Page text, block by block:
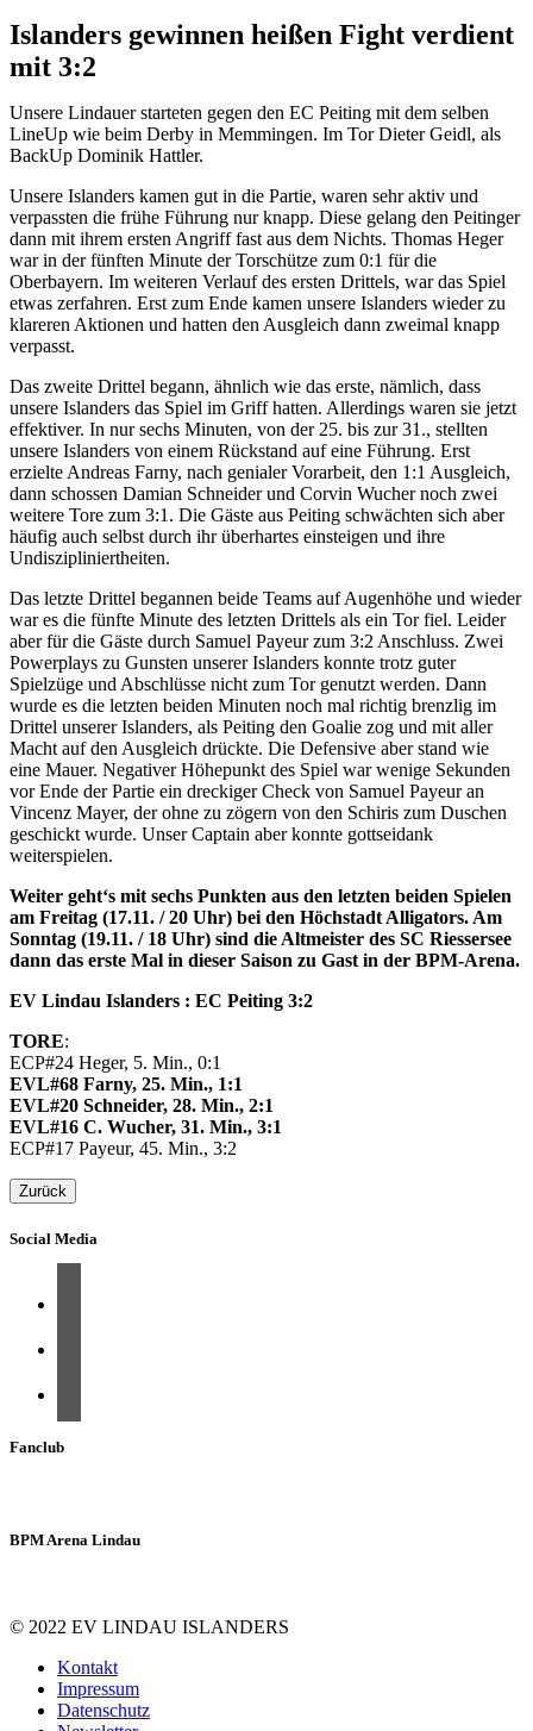
Islanders gewinnen heißen Fight verdient
mit 3:2
Unsere Lindauer starteten gegen den EC Peiting mit dem selben
LineUp wie beim Derby in Memmingen. Im Tor Dieter Geidl, als
BackUp Dominik Hattler.
Unsere Islanders kamen gut in die Partie, waren sehr aktiv und
verpassten die frühe Führung nur knapp. Diese gelang den Peitinger
dann mit ihrem ersten Angriff fast aus dem Nichts. Thomas Heger
war in der fünften Minute der Torschütze zum 0:1 für die
Oberbayern. Im weiteren Verlauf des ersten Drittels, war das Spiel
etwas zerfahren. Erst zum Ende kamen unsere Islanders wieder zu
klareren Aktionen und hatten den Ausgleich dann zweimal knapp
verpasst.
Das zweite Drittel begann, ähnlich wie das erste, nämlich, dass
unsere Islanders das Spiel im Griff hatten. Allerdings waren sie jetzt
effektiver. In nur sechs Minuten, von der 25. bis zur 31., stellten
unsere Islanders von einem Rückstand auf eine Führung. Erst
erzielte Andreas Farny, nach genialer Vorarbeit, den 1:1 Ausgleich,
dann schossen Damian Schneider und Corvin Wucher noch zwei
weitere Tore zum 3:1. Die Gäste aus Peiting schwächten sich aber
häufig auch selbst durch ihr überhartes einsteigen und ihre
Undiszipliniertheiten.
Das letzte Drittel begannen beide Teams auf Augenhöhe und wieder
war es die fünfte Minute des letzten Drittels als ein Tor fiel. Leider
aber für die Gäste durch Samuel Payeur zum 3:2 Anschluss. Zwei
Powerplays zu Gunsten unserer Islanders konnte trotz guter
Spielzüge und Abschlüsse nicht zum Tor genutzt werden. Dann
wurde es die letzten beiden Minuten noch mal richtig brenzlig im
Drittel unserer Islanders, als Peiting den Goalie zog und mit aller
Macht auf den Ausgleich drückte. Die Defensive aber stand wie
eine Mauer. Negativer Höhepunkt des Spiel war wenige Sekunden
vor Ende der Partie ein dreckiger Check von Samuel Payeur an
Vincenz Mayer, der ohne zu zögern von den Schiris zum Duschen
geschickt wurde. Unser Captain aber konnte gottseidank
weiterspielen.
Weiter geht‘s mit sechs Punkten aus den letzten beiden Spielen
am Freitag (17.11. / 20 Uhr) bei den Höchstadt Alligators. Am
Sonntag (19.11. / 18 Uhr) sind die Altmeister des SC Riessersee
dann das erste Mal in dieser Saison zu Gast in der BPM-Arena.
EV Lindau Islanders : EC Peiting 3:2
TORE:
ECP#24 Heger, 5. Min., 0:1
EVL#68 Farny, 25. Min., 1:1
EVL#20 Schneider, 28. Min., 2:1
EVL#16 C. Wucher, 31. Min., 3:1
ECP#17 Payeur, 45. Min., 3:2
Zurück
Social Media
Fanclub
BPM Arena Lindau
© 2022 EV LINDAU ISLANDERS
Kontakt
Impressum
Datenschutz